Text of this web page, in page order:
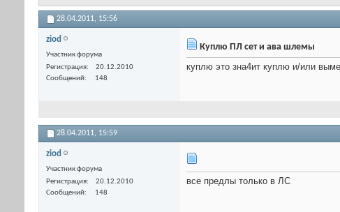
28.04.2011, 15:56
ziod
Участник форума
Регистрация
20.12.2010
Сообщений
148
Куплю ПЛ сет и ава шлемы
куплю это зна4ит куплю и/или
28.04.2011, 15:59
ziod
Участник форума
Регистрация
20.12.2010
Сообщений
148
все предлы только в ЛС